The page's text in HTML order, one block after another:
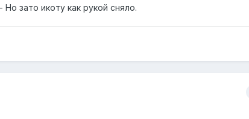
зато икоту как рукой сняло.